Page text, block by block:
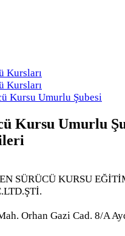
Kursları
Kursları
Kursu Umurlu Şubesi
Kursu Umurlu
SÜRÜCÜ KURSU
Orhan Gazi Cad. 8/A